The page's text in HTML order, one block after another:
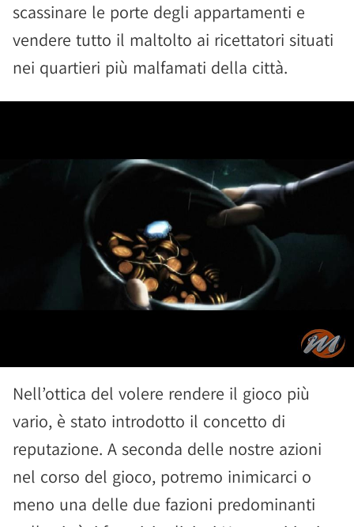
scassinare le porte degli appartamenti e
vendere tutto il maltolto ai ricettatori situati
nei quartieri più malfamati della città.
Nell’ottica del volere rendere il gioco più
vario, è stato introdotto il concetto di
reputazione. A seconda delle nostre azioni
nel corso del gioco, potremo inimicarci o
meno una delle due fazioni predominanti